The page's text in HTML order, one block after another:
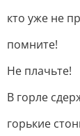
кто уже не
помните!
Не плачьте!
В горле
горькие